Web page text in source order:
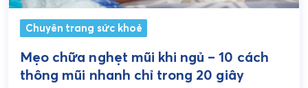
Chuyên trang sức khoẻ
Mẹo chữa nghẹt mũi khi ngủ – 10 cách
thông mũi nhanh chỉ trong 20 giây